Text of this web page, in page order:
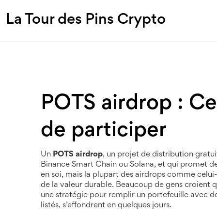
La Tour des Pins Crypto
POTS airdrop :
de participer
Un POTS airdrop, un projet de distribution
Binance Smart Chain ou Solana, et qui promet
en soi, mais la plupart des airdrops comme
de la valeur durable. Beaucoup de gens croient
une stratégie pour remplir un portefeuille avec
listés, s’effondrent en quelques jours.